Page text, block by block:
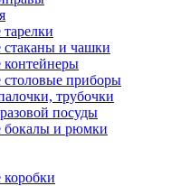
и чашки
столовые приборы
трубочки
посуды
бокалы и рюмки